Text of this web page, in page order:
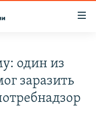
СОПРОТИВЛЕНИЯ
один из
заразить